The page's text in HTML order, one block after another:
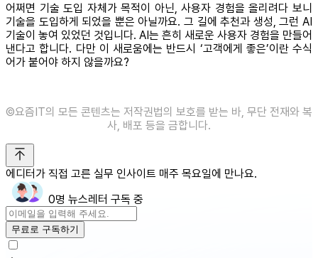
어쩌면 기술 도입 자체가 목적이 아닌, 사용자 경험을 올리려다 보니
기술을 도입하게 되었을 뿐은 아닐까요. 그 길에 추천과 생성, 그런 AI
기술이 놓여 있었던 것입니다. AI는 흔히 새로운 사용자 경험을 만들어
낸다고 합니다. 다만 이 새로움에는 반드시 ‘고객에게 좋은’이란 수식
어가 붙어야 하지 않을까요?
©️요즘IT의 모든 콘텐츠는 저작권법의 보호를 받는 바, 무단 전재와 복
사, 배포 등을 금합니다.
에디터가 직접 고른 실무 인사이트 매주 목요일에 만나요.
0명 뉴스레터 구독 중
무료로 구독하기